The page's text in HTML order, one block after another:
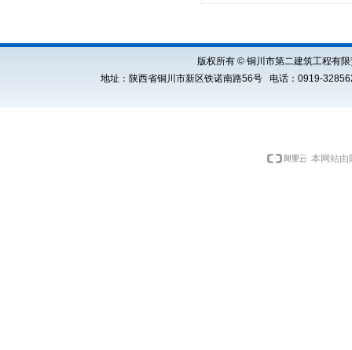
版权所有 © 铜川市第二建筑工程有
地址：陕西省铜川市新区铁诺南路56号 电话：0919-
本网站由